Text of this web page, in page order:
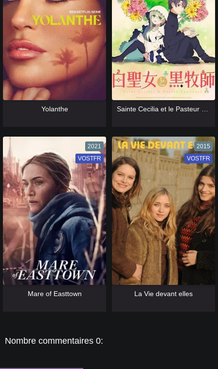
Yolanthe
2021
VF
VOSTFR
Mare of Easttown
2015
VF
VOSTFR
La Vie devant elles
Nombre commentaires 0: